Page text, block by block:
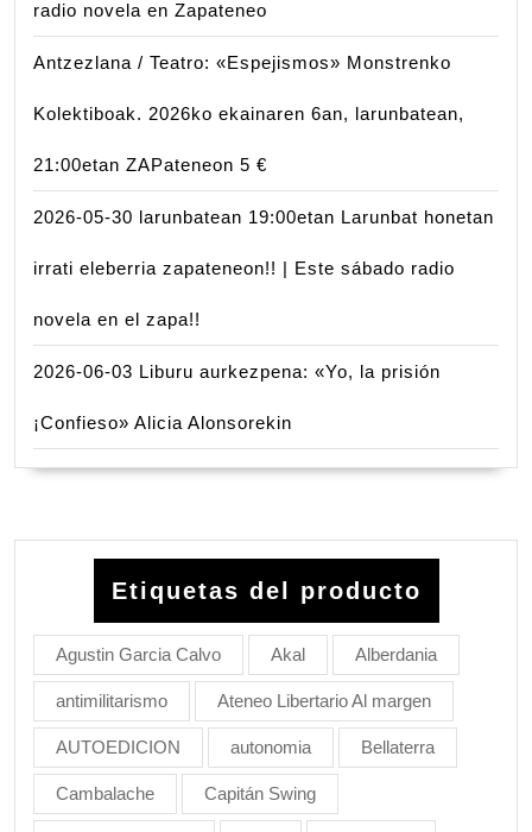
radio novela en Zapateneo
Antzezlana / Teatro: «Espejismos» Monstrenko
Kolektiboak. 2026ko ekainaren 6an, larunbatean,
21:00etan ZAPateneon 5 €
2026-05-30 larunbatean 19:00etan Larunbat honetan
irrati eleberria zapateneon!! | Este sábado radio
novela en el zapa!!
2026-06-03 Liburu aurkezpena: «Yo, la prisión
¡Confieso» Alicia Alonsorekin
Etiquetas del producto
Agustin Garcia Calvo Akal Alberdania
antimilitarismo Ateneo Libertario Al margen
AUTOEDICION autonomia Bellaterra
Cambalache Capitán Swing